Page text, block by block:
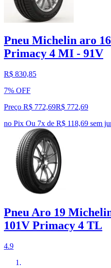
Pneu Michelin aro
Primacy 4 MI - 91V
R$ 830,85
7% OFF
Preço R$ 772,69R$ 772,69
no Pix Ou 7x de R$ 118,69 sem
Pneu Aro 19
101V Primacy 4 TL
4.9